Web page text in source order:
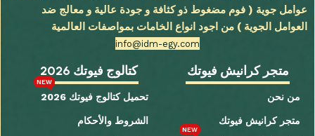
عوامل جوية ( فوم مضغوط ذو كثافة و جودة عالية و معالج ضد
العوامل الجوية ) من اجود انواع الخامات بمواصفات العالمية
info@idm-egy.com
متجر كرانيش فيوتك
من نحن
متجر كرانيش فيوتك
NEW
كتالوج فيوتك 2026
تحميل كتالوج فيوتك 2026
NEW
الشروط والأحكام